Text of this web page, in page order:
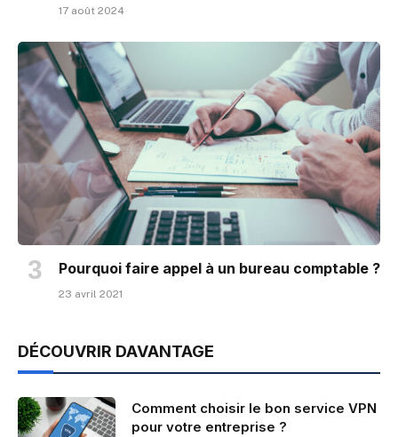
17 août 2024
Pourquoi faire appel à un bureau comptable ?
23 avril 2021
DÉCOUVRIR DAVANTAGE
Comment choisir le bon service VPN
pour votre entreprise ?